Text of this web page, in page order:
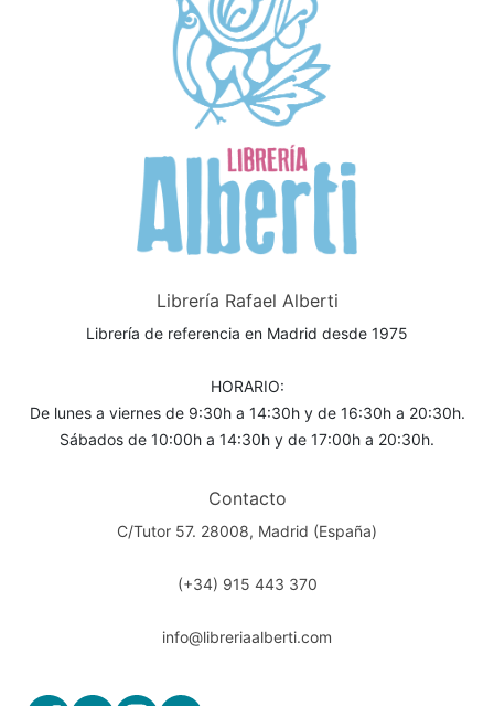
Librería Rafael Alberti
Librería de referencia en Madrid desde 1975
HORARIO:
De lunes a viernes de 9:30h a 14:30h y de 16:30h a 20:30h.
Sábados de 10:00h a 14:30h y de 17:00h a 20:30h.
Contacto
C/Tutor 57. 28008, Madrid (España)
(+34) 915 443 370
info@libreriaalberti.com